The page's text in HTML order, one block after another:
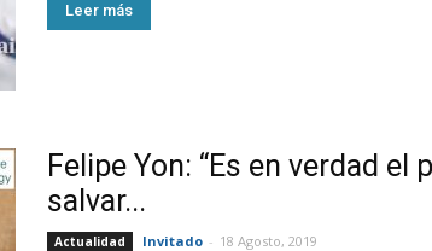
Leer más
Felipe Yon: “Es en verdad
salvar...
Actualidad Invitado - 18 Agosto, 2019